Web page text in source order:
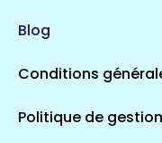
Blog
Conditions
Politique de